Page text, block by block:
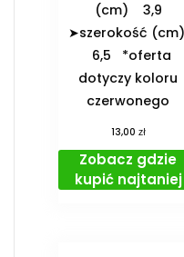
(cm) 3,9
➤szerokość (cm)
6,5 *oferta
dotyczy koloru
czerwonego
13,00 zł
Zobacz gdzie
kupić najtaniej